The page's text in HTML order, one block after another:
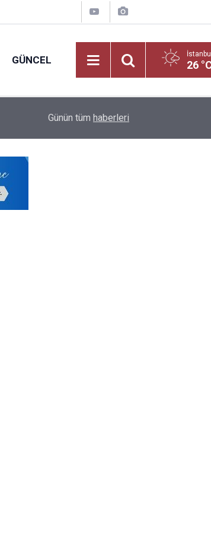
GÜNCEL 26
MEB'in Zirvesi Bakan Tekin Önderliğinde
Günün tüm haberleri